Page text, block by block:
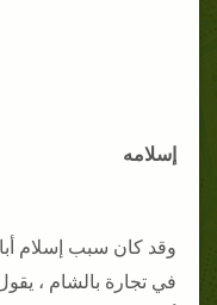
إسلامه
وقد كان سبب إسلام
في تجارة بالشام ،